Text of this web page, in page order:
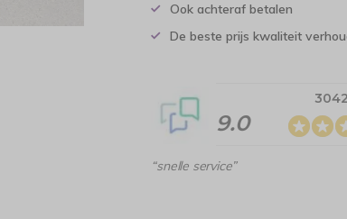
Ook achteraf betalen
De beste prijs kwaliteit
9.0
“snelle service”